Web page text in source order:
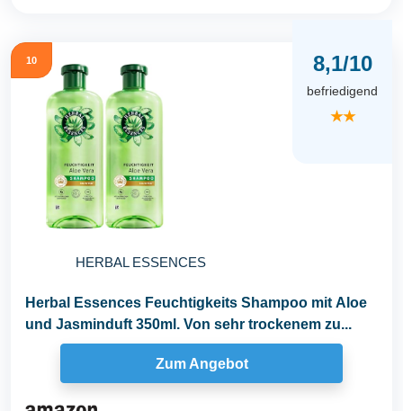
10
HERBAL ESSENCES
8,1/10
befriedigend
★★
Herbal Essences Feuchtigkeits Shampoo mit Aloe
und Jasminduft 350ml. Von sehr trockenem zu...
Zum Angebot